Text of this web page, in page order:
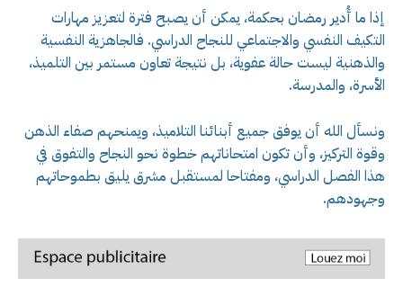
إذا ما أُدير رمضان بحكمة، يمكن أن يصبح فترة لتعزيز مهارات
التكيف النفسي والاجتماعي للنجاح الدراسي. فالجاهزية النفسية
والذهنية ليست حالة عفوية، بل نتيجة تعاون مستمر بين التلميذ،
الأسرة، والمدرسة.
ونسأل الله أن يوفق جميع أبنائنا التلاميذ، ويمنحهم صفاء الذهن
وقوة التركيز، وأن تكون امتحاناتهم خطوة نحو النجاح والتفوق في
هذا الفصل الدراسي، ومفتاحا لمستقبل مشرق يليق بطموحاتهم
وجهودهم.